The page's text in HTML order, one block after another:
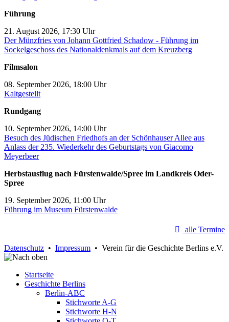
Führung
21. August 2026, 17:30 Uhr
Der Münzfries von Johann Gottfried Schadow - Führung im
Sockelgeschoss des Nationaldenkmals auf dem Kreuzberg
Filmsalon
08. September 2026, 18:00 Uhr
Kaltgestellt
Rundgang
10. September 2026, 14:00 Uhr
Besuch des Jüdischen Friedhofs an der Schönhauser Allee aus
Anlass der 235. Wiederkehr des Geburtstags von Giacomo
Meyerbeer
Herbstausflug nach Fürstenwalde/Spree im Landkreis Oder-
Spree
19. September 2026, 11:00 Uhr
Führung im Museum Fürstenwalde
alle Termine
Datenschutz • Impressum • Verein für die Geschichte Berlins e.V.
Startseite
Geschichte Berlins
Berlin-ABC
Stichworte A-G
Stichworte H-N